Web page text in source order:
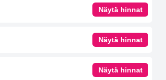
Näytä hinnat
Näytä hinnat
Näytä hinnat